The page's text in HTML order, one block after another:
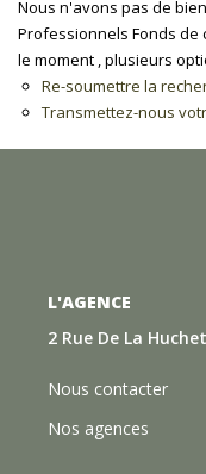
Nous n'avons pas de
Professionnels Fonds de
le moment , plusieurs
Re-soumettre la
Transmettez-nous
L'AGENCE
2 Rue De La
Nous contacter
Nos agences